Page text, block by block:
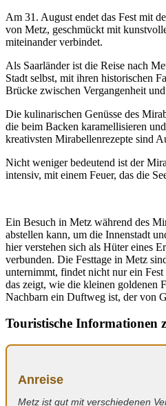
Am 31. August endet das Fest mit
von Metz, geschmückt mit
miteinander verbindet.
Als Saarländer ist die Reise nach
Stadt selbst, mit ihren historischen
Brücke zwischen Vergangenheit
Die kulinarischen Genüsse des
die beim Backen karamellisieren
kreativsten Mirabellenrezepte sind
Nicht weniger bedeutend ist der
intensiv, mit einem Feuer, das die
Ein Besuch in Metz während des
abstellen kann, um die Innenstadt
hier verstehen sich als Hüter eines
verbunden. Die Festtage in Metz
unternimmt, findet nicht nur ein
das zeigt, wie die kleinen goldenen
Nachbarn ein Duftweg ist, der von
Touristische Informationen
Anreise
Metz ist gut mit verschiedenen